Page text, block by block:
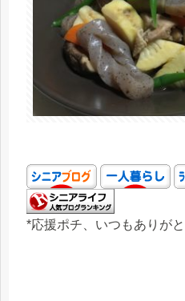
*応援ポチ、いつもありが